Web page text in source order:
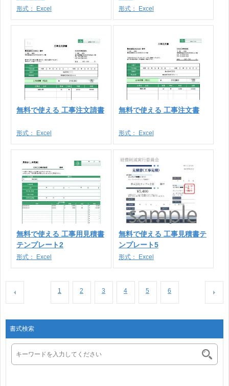
形式： Excel 形式： Excel
無料で使える 工事注文請書
形式： Excel
無料で使える 工事注文書
形式： Excel
無料で使える 工事用見積書
テンプレート2
形式： Excel
無料で使える 工事見積書テ
ンプレート5
形式： Excel
1 2 3 4 5 6
書式検索